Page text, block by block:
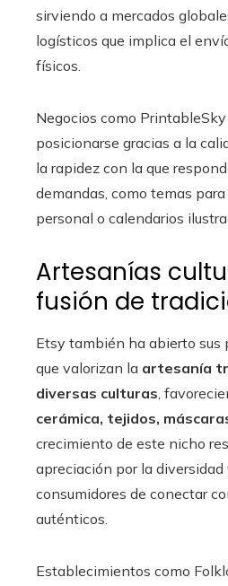
sirviendo a mercados
logísticos que implica el
físicos.
Negocios como
posicionarse gracias a la
la rapidez con la que
demandas, como temas
personal o calendarios
Artesanías
fusión de
Etsy también ha abierto sus
que valorizan la artesanía
diversas culturas,
cerámica, tejidos,
crecimiento de este nicho
apreciación por la diversidad
consumidores de conectar
auténticos.
Establecimientos como